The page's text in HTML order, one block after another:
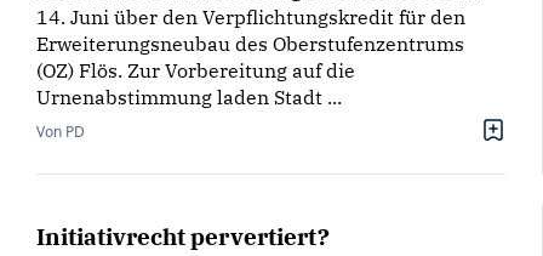
14. Juni über den Verpflichtungskredit für den
Erweiterungsneubau des Oberstufenzentrums
(OZ) Flös. Zur Vorbereitung auf die
Urnenabstimmung laden Stadt ...
Von PD
Initiativrecht pervertiert?